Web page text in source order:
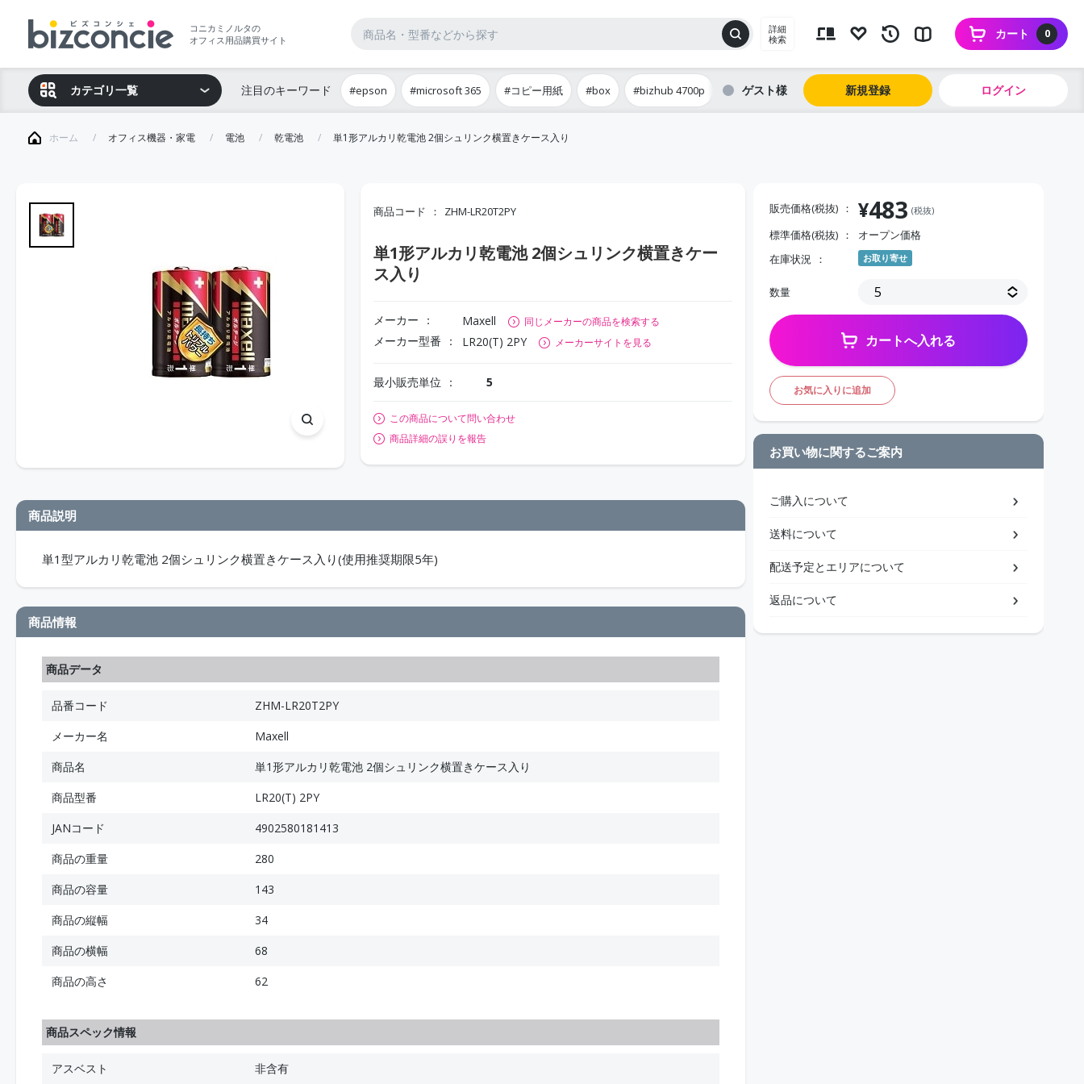
コニカミノルタの
オフィス用品購買サイト
詳細
検索
0
カート
カテゴリ一覧 注目のキーワード #epson #microsoft 365 #コピー用紙 #box #bizhub 4700p ゲスト 新規登録 ログイン
ホーム オフィス機器・家電 電池 乾電池 単1形アルカリ乾電池 2個シュリンク横置きケース入り
商品コード ZHM-LR20T2PY
単1形アルカリ乾電池 2個シュリンク横置きケー
ス入り
メーカー Maxell 同じメーカーの商品を検索する
メーカー型番 LR20(T) 2PY メーカーサイトを見る
最小販売単位 5
この商品について問い合わせ
商品詳細の誤りを報告
商品説明
単1型アルカリ乾電池 2個シュリンク横置きケース入り(使用推奨期限5年)
商品情報
商品データ
品番コード
ZHM-LR20T2PY
メーカー名
Maxell
商品名
単1形アルカリ乾電池 2個シュリンク横置きケース入り
商品型番
LR20(T) 2PY
JANコード
4902580181413
商品の重量
280
商品の容量
143
商品の縦幅
34
商品の横幅
68
商品の高さ
62
商品スペック情報
アスベスト 非含有
販売価格(税抜) ¥483 (税抜)
標準価格(税抜)
オープン価格
在庫状況
お取り寄せ
数量
カートへ入れる
お気に入りに追加
お買い物に関するご案内
ご購入について
送料について
配送予定とエリアについて
返品について